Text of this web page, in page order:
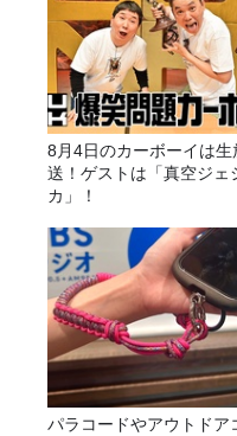
8月4日のカーボーイは生
送！ゲストは「真空ジェ
カ」！
パラコードやアウトドア